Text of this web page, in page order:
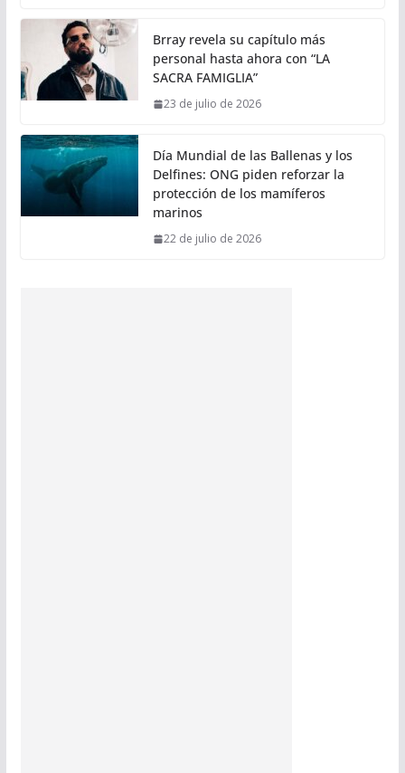
Brray revela su capítulo más
personal hasta ahora con “LA
SACRA FAMIGLIA”
23 de julio de 2026
Día Mundial de las Ballenas y los
Delfines: ONG piden reforzar la
protección de los mamíferos
marinos
22 de julio de 2026